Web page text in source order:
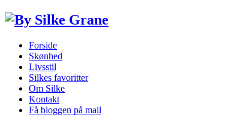
Forside
Skønhed
Livsstil
Silkes favoritter
Om Silke
Kontakt
Få bloggen på mail